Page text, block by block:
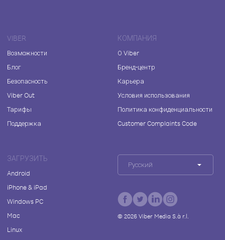
VIBER
Возможности
Блог
Безопасность
Viber Out
Тарифы
Поддержка
КОМПАНИЯ
О Viber
Бренд-центр
Карьера
Условия использования
Политика конфиденциальности
Customer Complaints Code
ЗАГРУЗИТЬ
Android
iPhone & iPad
Windows PC
Mac
Linux
Русский
© 2026Viber Media S.à r.l.